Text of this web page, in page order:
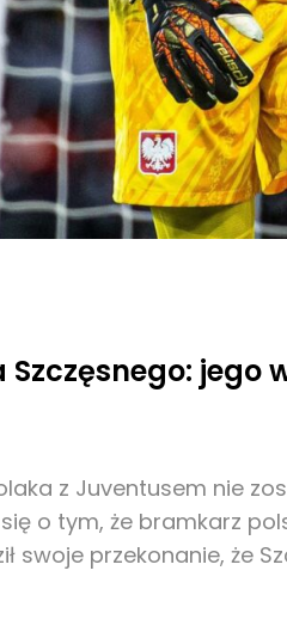
jego
z Juventusem nie
o tym, że bramkarz
swoje przekonanie,